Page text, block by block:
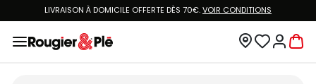
LIVRAISON À DOMICILE OFFERTE DÈS 70€.VOIR CONDITIONS